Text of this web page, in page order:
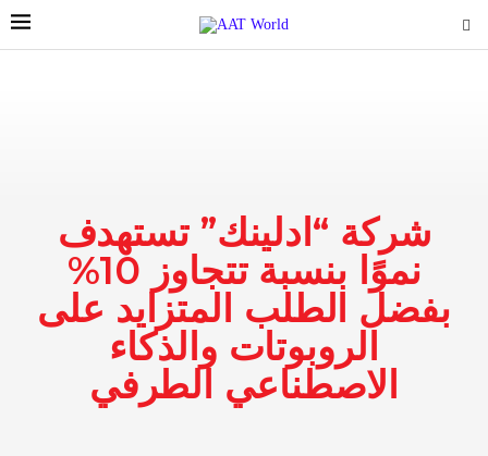
شركة “ادلينك” تستهدف
نموًا بنسبة تتجاوز 10%
بفضل الطلب المتزايد على
الروبوتات والذكاء
الاصطناعي الطرفي